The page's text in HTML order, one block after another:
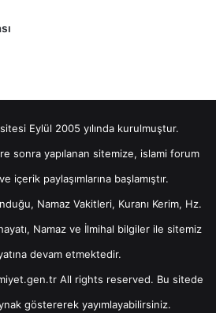
Eylül 2005 yılında kurulmuştur.
sonra yapılanan sitemize, islami forum
içerik paylaşımlarına başlamıştır.
Namaz Vakitleri, Kuranı Kerim, Hz.
Namaz ve İlmihal bilgiler ile sitemiz
devam etmektedir.
All rights reserved. Bu sitede
göstererek yayımlayabilirsiniz.